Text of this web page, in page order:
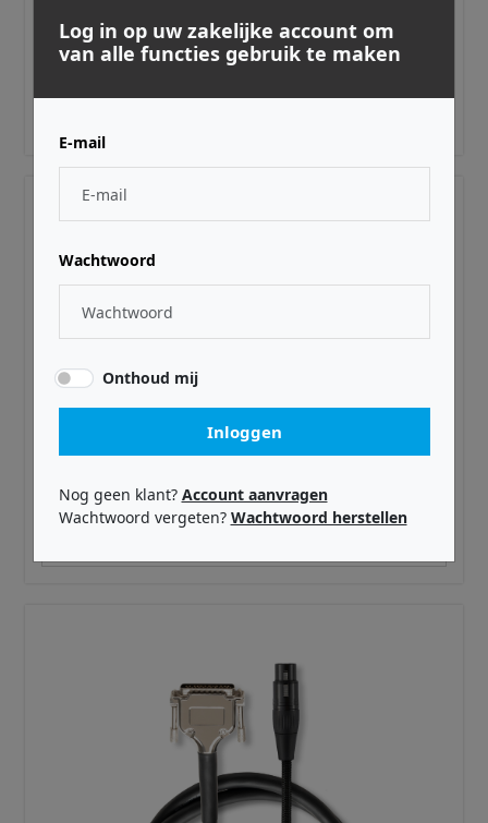
Premier DB25-XLRm-6'
WAPREMDB25XLRF20
Log in op uw zakelijke account om
van alle functies gebruik te maken
E-mail
Wachtwoord
Onthoud mij
Inloggen
Nog geen klant? Account aanvragen
Wachtwoord vergeten? Wachtwoord herstellen